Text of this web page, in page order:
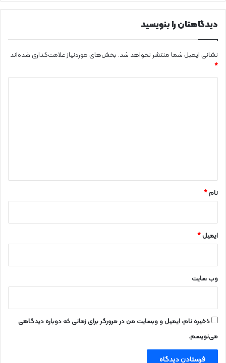
ا
ن
ه‌
ا
ی
م
ن
دیدگاهتان را بنویسید
نشانی ایمیل شما منتشر نخواهد شد. بخش‌های موردنیاز علامت‌گذاری شده‌اند
*
نام*
ایمیل*
وب‌ سایت
ذخیره نام، ایمیل و وبسایت من در مرورگر برای زمانی که دوباره دیدگاهی
می‌نویسم.